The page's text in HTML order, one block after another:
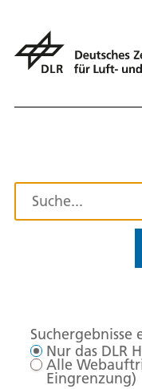
Suchergebnisse
Nur das DLR
Alle
Eingrenzung)